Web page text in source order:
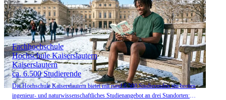
Fachhochschule
Hochschule Kaiserslautern
Kaiserslautern
ca. 6.500 Studierende
Die Hochschule Kaiserslautern bietet mit rund 6.500 Studierenden ein breites
ingenieur- und naturwissenschaftliches Studienangebot an drei Standorten: